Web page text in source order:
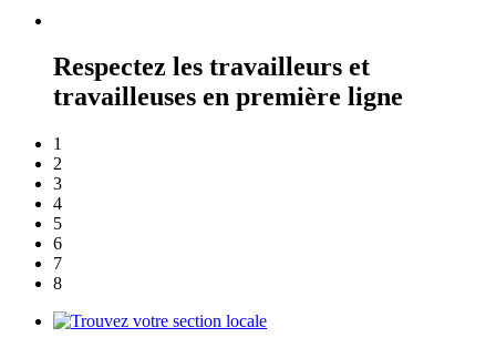
Respectez les travailleurs et
travailleuses en première ligne
1
2
3
4
5
6
7
8